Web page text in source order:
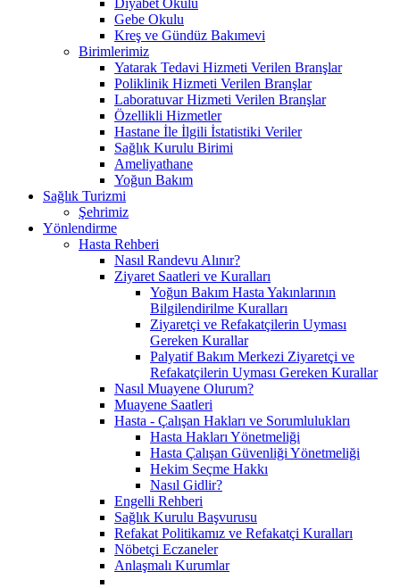
Gebe Okulu
Kreş ve Gündüz Bakımevi
Birimlerimiz
Yatarak Tedavi Hizmeti Verilen Branşlar
Poliklinik Hizmeti Verilen Branşlar
Laboratuvar Hizmeti Verilen Branşlar
Özellikli Hizmetler
Hastane İle İlgili İstatistiki Veriler
Sağlık Kurulu Birimi
Ameliyathane
Yoğun Bakım
Sağlık Turizmi
Şehrimiz
Yönlendirme
Hasta Rehberi
Nasıl Randevu Alınır?
Ziyaret Saatleri ve Kuralları
Yoğun Bakım Hasta Yakınlarının
Bilgilendirilme Kuralları
Ziyaretçi ve Refakatçilerin Uyması
Gereken Kurallar
Palyatif Bakım Merkezi Ziyaretçi ve
Refakatçilerin Uyması Gereken Kurallar
Nasıl Muayene Olurum?
Muayene Saatleri
Hasta - Çalışan Hakları ve Sorumlulukları
Hasta Hakları Yönetmeliği
Hasta Çalışan Güvenliği Yönetmeliği
Hekim Seçme Hakkı
Nasıl Gidlir?
Engelli Rehberi
Sağlık Kurulu Başvurusu
Refakat Politikamız ve Refakatçi Kuralları
Nöbetçi Eczaneler
Anlaşmalı Kurumlar